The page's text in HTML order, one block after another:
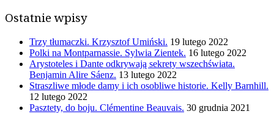
Ostatnie wpisy
Trzy tłumaczki. Krzysztof Umiński. 19 lutego 2022
Polki na Montparnassie. Sylwia Zientek. 16 lutego 2022
Arystoteles i Dante odkrywają sekrety wszechświata.
Benjamin Alire Sáenz. 13 lutego 2022
Straszliwe młode damy i ich osobliwe historie. Kelly Barnhill.
12 lutego 2022
Pasztety, do boju. Clémentine Beauvais. 30 grudnia 2021